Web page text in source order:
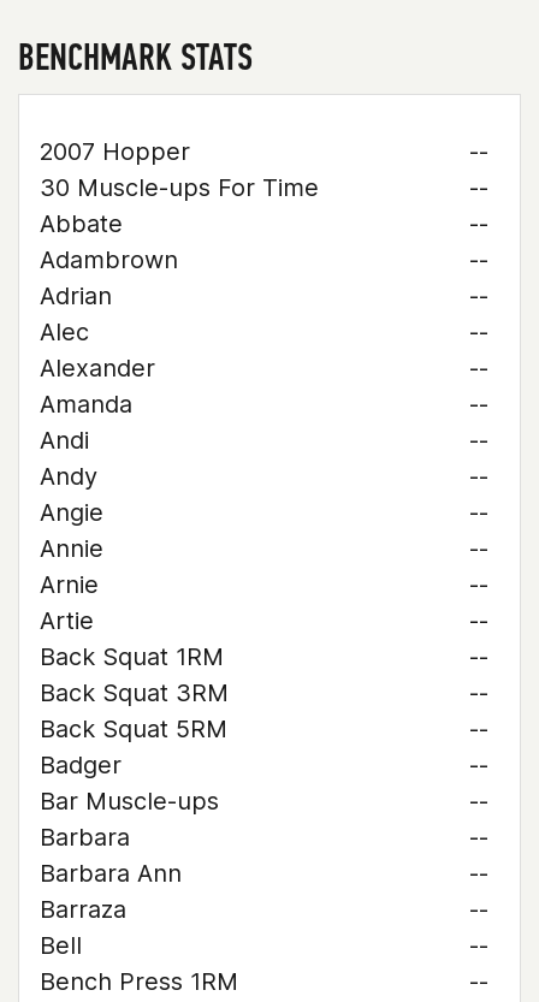
BENCHMARK STATS
2007 Hopper
--
30 Muscle-ups For Time
--
Abbate
--
Adambrown
--
Adrian
--
Alec
--
Alexander
--
Amanda
--
Andi
--
Andy
--
Angie
--
Annie
--
Arnie
--
Artie
--
Back Squat 1RM
--
Back Squat 3RM
--
Back Squat 5RM
--
Badger
--
Bar Muscle-ups
--
Barbara
--
Barbara Ann
--
Barraza
--
Bell
--
Bench Press 1RM
--